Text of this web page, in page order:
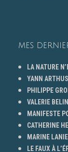
MES
LA NATURE
YANN
PHILIPPE
VALERIE
MANIFESTE
CATHERINE
MARINE
LE FAUX À